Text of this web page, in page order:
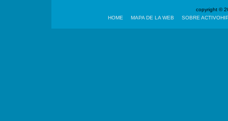
copyright ©
HOME
MAPA DE LA WEB SOBRE